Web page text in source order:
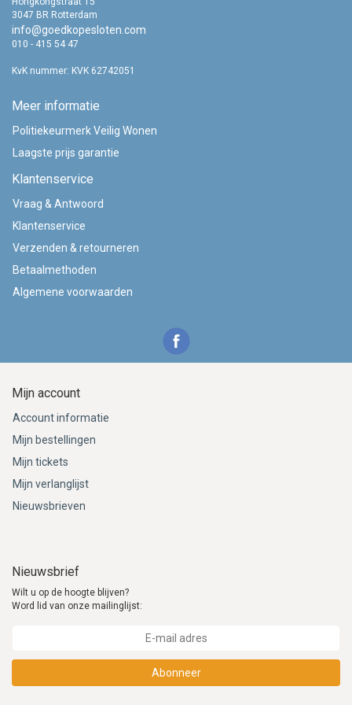
3047 BR Rotterdam
info@goedkopesloten.com
010 - 415 54 47
KvK nummer: KVK 62742051
Meer informatie
Politiekeurmerk Veilig Wonen
Laagste prijs garantie
Klantenservice
Vraag & Antwoord
Klantenservice
Verzenden & retourneren
Betaalmethoden
Algemene voorwaarden
Mijn account
Account informatie
Mijn bestellingen
Mijn tickets
Mijn verlanglijst
Nieuwsbrieven
Nieuwsbrief
Wilt u op de hoogte blijven?
Word lid van onze mailinglijst:
Abonneer